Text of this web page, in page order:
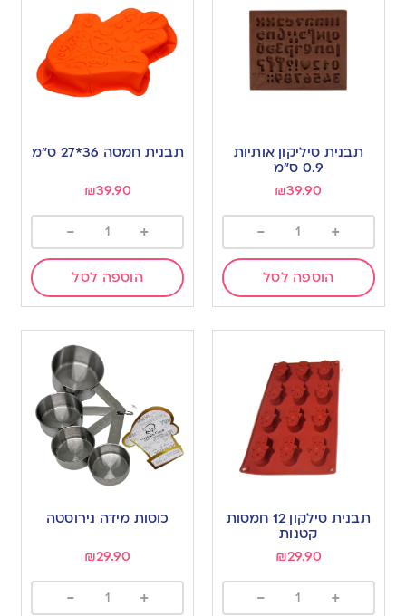
תבנית סיליקון אותיות
0.9 ס”מ
₪39.90
+
-
הוספה לסל
תבנית חמסה 36*27 ס”מ
₪39.90
+
-
הוספה לסל
תבנית סילקון 12 חמסות
קטנות
₪29.90
+
-
כוסות מידה נירוסטה
₪29.90
+
-